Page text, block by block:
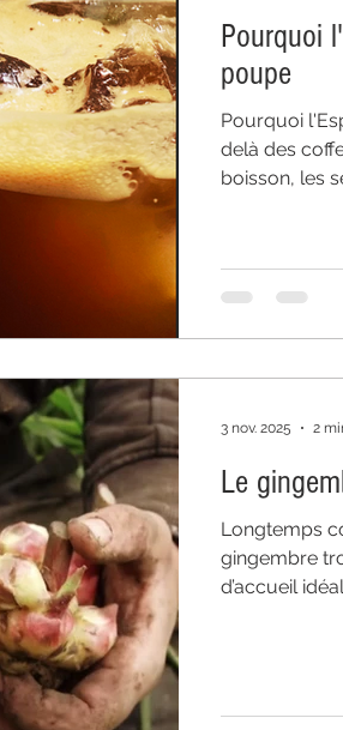
Pourquoi
poupe
Pourquoi
delà des
boisson, les
comprendre
Le
Longtemps
gingembre
d’accueil
3 nov. 2025 2